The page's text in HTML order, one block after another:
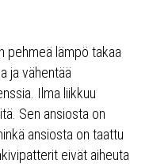
pehmeä lämpö takaa
ja vähentää
Ilma liikkuu
Sen ansiosta on
ansiosta on taattu
eivät aiheuta